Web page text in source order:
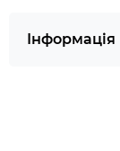
Інформація